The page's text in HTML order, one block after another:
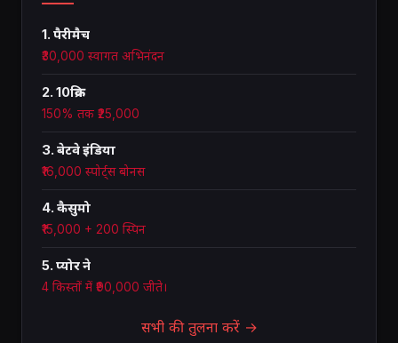
1. पैरीमैच
₹30,000 स्वागत अभिनंदन
2. 10क्रिक
150% तक ₹25,000
3. बेटवे इंडिया
₹16,000 स्पोर्ट्स बोनस
4. कैसुमो
₹15,000 + 200 स्पिन
5. प्योर ने
4 किस्तों में ₹90,000 जीते।
सभी की तुलना करें →